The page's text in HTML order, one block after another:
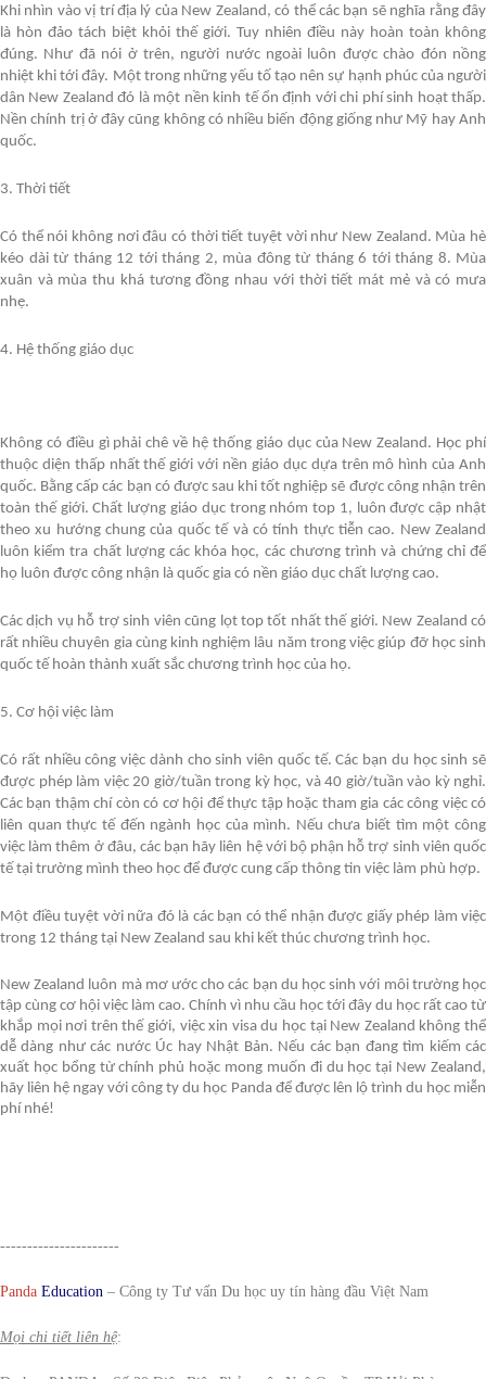
Khi nhìn vào vị trí địa lý của New Zealand, có thể các bạn sẽ nghĩa rằng đây
là hòn đảo tách biệt khỏi thế giới. Tuy nhiên điều này hoàn toàn không
đúng. Như đã nói ở trên, người nước ngoài luôn được chào đón nồng
nhiệt khi tới đây. Một trong những yếu tố tạo nên sự hạnh phúc của người
dân New Zealand đó là một nền kinh tế ổn định với chi phí sinh hoạt thấp.
Nền chính trị ở đây cũng không có nhiều biến động giống như Mỹ hay Anh
quốc.
3. Thời tiết
Có thể nói không nơi đâu có thời tiết tuyệt vời như New Zealand. Mùa hè
kéo dài từ tháng 12 tới tháng 2, mùa đông từ tháng 6 tới tháng 8. Mùa
xuân và mùa thu khá tương đồng nhau với thời tiết mát mẻ và có mưa
nhẹ.
4. Hệ thống giáo dục
Không có điều gì phải chê về hệ thống giáo dục của New Zealand. Học phí
thuộc diện thấp nhất thế giới với nền giáo dục dựa trên mô hình của Anh
quốc. Bằng cấp các bạn có được sau khi tốt nghiệp sẽ được công nhận trên
toàn thế giới. Chất lượng giáo dục trong nhóm top 1, luôn được cập nhật
theo xu hướng chung của quốc tế và có tính thực tiễn cao. New Zealand
luôn kiểm tra chất lượng các khóa học, các chương trình và chứng chỉ để
họ luôn được công nhận là quốc gia có nền giáo dục chất lượng cao.
Các dịch vụ hỗ trợ sinh viên cũng lọt top tốt nhất thế giới. New Zealand có
rất nhiều chuyên gia cùng kinh nghiệm lâu năm trong việc giúp đỡ học sinh
quốc tế hoàn thành xuất sắc chương trình học của họ.
5. Cơ hội việc làm
Có rất nhiều công việc dành cho sinh viên quốc tế. Các bạn du học sinh sẽ
được phép làm việc 20 giờ/tuần trong kỳ học, và 40 giờ/tuần vào kỳ nghỉ.
Các bạn thậm chí còn có cơ hội để thực tập hoặc tham gia các công việc có
liên quan thực tế đến ngành học của mình. Nếu chưa biết tìm một công
việc làm thêm ở đâu, các bạn hãy liên hệ với bộ phận hỗ trợ sinh viên quốc
tế tại trường mình theo học để được cung cấp thông tin việc làm phù hợp.
Một điều tuyệt vời nữa đó là các bạn có thể nhận được giấy phép làm việc
trong 12 tháng tại New Zealand sau khi kết thúc chương trình học.
New Zealand luôn mà mơ ước cho các bạn du học sinh với môi trường học
tập cùng cơ hội việc làm cao. Chính vì nhu cầu học tới đây du học rất cao từ
khắp mọi nơi trên thế giới, việc xin visa du học tại New Zealand không thể
dễ dàng như các nước Úc hay Nhật Bản. Nếu các bạn đang tìm kiếm các
xuất học bổng từ chính phủ hoặc mong muốn đi du học tại New Zealand,
hãy liên hệ ngay với công ty du học Panda để được lên lộ trình du học miễn
phí nhé!
----------------------
Panda Education – Công ty Tư vấn Du học uy tín hàng đầu Việt Nam
Mọi chi tiết liên hệ: